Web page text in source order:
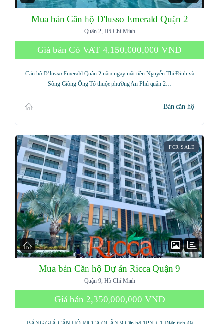
Mua bán Căn hộ D'lusso Emerald Quận 2
Quận 2, Hồ Chí Minh
Giá bán Có VAT 4,150,000,000 VNĐ
Căn hộ D’lusso Emerald Quận 2 nằm ngay mặt tiền Nguyễn Thị Định và
Sông Giồng Ông Tố thuộc phường An Phú quận 2…
Bán căn hộ
FOR SALE
Mua bán Căn hộ Dự án Ricca Quận 9
Quận 9, Hồ Chí Minh
Giá bán 2,350,000,000 VNĐ